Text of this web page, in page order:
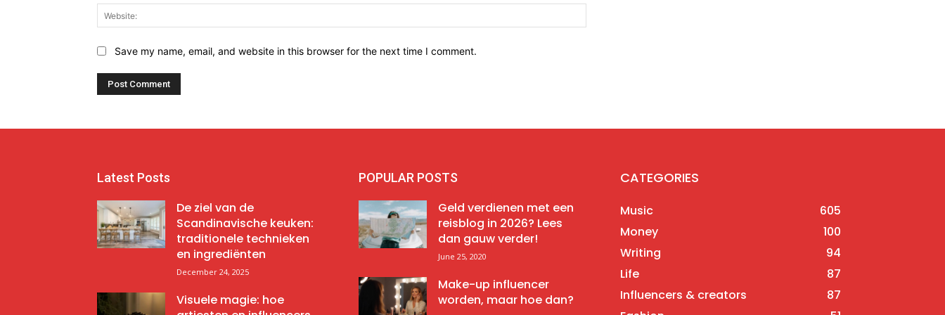
Save my name, email, and website in this browser for the next time I comment.
Latest Posts
De ziel van de
Scandinavische keuken:
traditionele technieken
en ingrediënten
December 24, 2025
Visuele magie: hoe
POPULAR POSTS
Geld verdienen met een
reisblog in 2026? Lees
dan gauw verder!
June 25, 2020
Make-up influencer
worden, maar hoe dan?
CATEGORIES
Music
605
Money
100
Writing
94
Life
87
Influencers & creators
87